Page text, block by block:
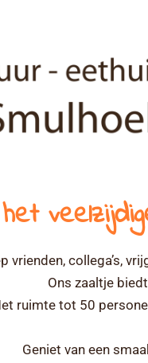
vrienden, collega’s,
Ons zaaltje
ruimte tot 50
Geniet van een